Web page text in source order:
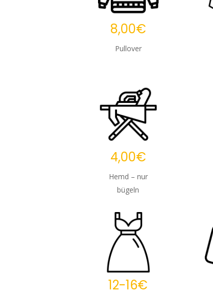
8,00€
Pullover
4,00€
Hemd – nur
bügeln
12-16€